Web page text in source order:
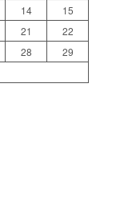
14
15
21
22
28
29